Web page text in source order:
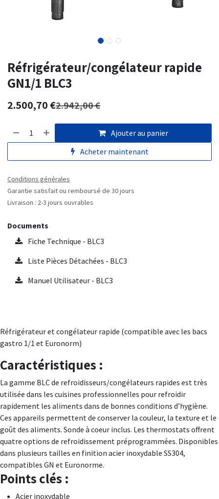
Réfrigérateur/congélateur rapide
GN1/1 BLC3
2.500,70€2.942,00€
Ajouter au panier
Acheter maintenant
Conditions générales
Garantie satisfait ou remboursé de 30 jours
Livraison : 2-3 jours ouvrables
Documents
Fiche Technique - BLC3
Liste Pièces Détachées - BLC3
Manuel Utilisateur - BLC3
Réfrigérateur et congélateur rapide (compatible avec les bacs
gastro 1/1 et Euronorm)
Caractéristiques :
La gamme BLC de refroidisseurs/congélateurs rapides est très
utilisée dans les cuisines professionnelles pour refroidir
rapidement les aliments dans de bonnes conditions d’hygiène.
Ces appareils permettent de conserver la couleur, la texture et le
goût des aliments. Sonde à coeur inclus. Les thermostats offrent
quatre options de refroidissement préprogrammées. Disponibles
dans plusieurs tailles en finition acier inoxydable SS304,
compatibles GN et Euronorme.
Points clés :
Acier inoxydable